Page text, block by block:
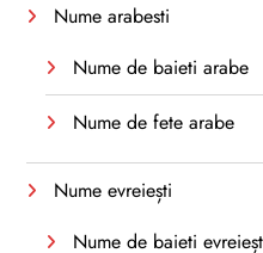
Nume arabesti
Nume de baieti arabe
Nume de fete arabe
Nume evreiești
Nume de baieti